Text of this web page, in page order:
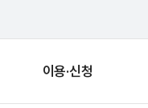
이용·신청